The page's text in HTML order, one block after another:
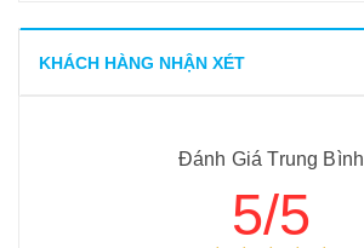
KHÁCH HÀNG NHẬN XÉT
Đánh Giá Trung Bình
5/5